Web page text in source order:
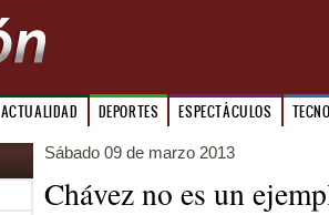
ACTUALIDAD DEPORTES ESPECTÁCULOS
Sábado 09 de marzo 2013
Chávez no es un